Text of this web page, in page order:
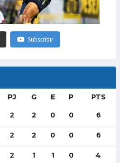
Subscribir
PJ G E P PTS
2 2 0 0 6
2 2 0 0 6
2 1 1 0 4